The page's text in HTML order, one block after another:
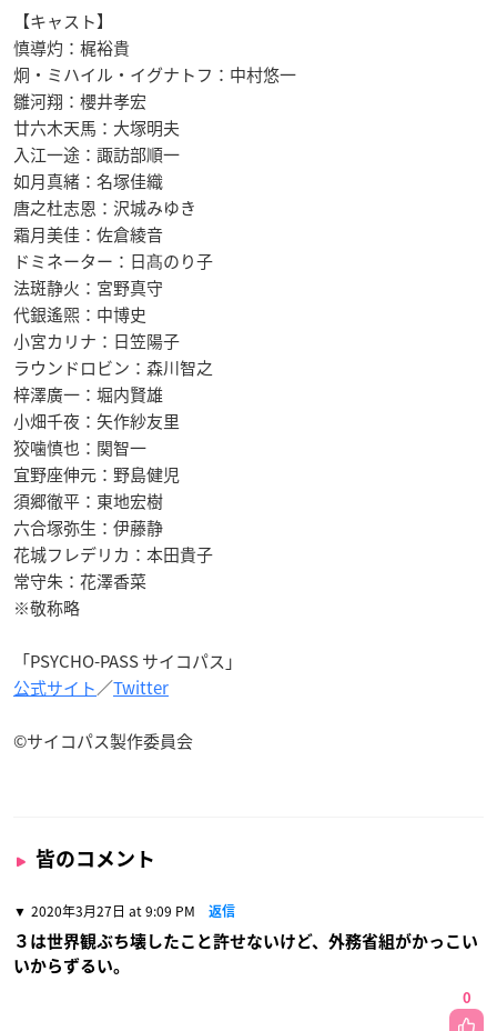
【キャスト】
慎導灼：梶裕貴
炯・ミハイル・イグナトフ：中村悠一
雛河翔：櫻井孝宏
廿六木天馬：大塚明夫
入江一途：諏訪部順一
如月真緒：名塚佳織
唐之杜志恩：沢城みゆき
霜月美佳：佐倉綾音
ドミネーター：日髙のり子
法斑静火：宮野真守
代銀遙煕：中博史
小宮カリナ：日笠陽子
ラウンドロビン：森川智之
梓澤廣一：堀内賢雄
小畑千夜：矢作紗友里
狡噛慎也：関智一
宜野座伸元：野島健児
須郷徹平：東地宏樹
六合塚弥生：伊藤静
花城フレデリカ：本田貴子
常守朱：花澤香菜
※敬称略
「PSYCHO-PASS サイコパス」
公式サイト／Twitter
©サイコパス製作委員会
皆のコメント
2020年3月27日 at 9:09 PM 返信
３は世界観ぶち壊したこと許せないけど、外務省組がかっこい
いからずるい。
0